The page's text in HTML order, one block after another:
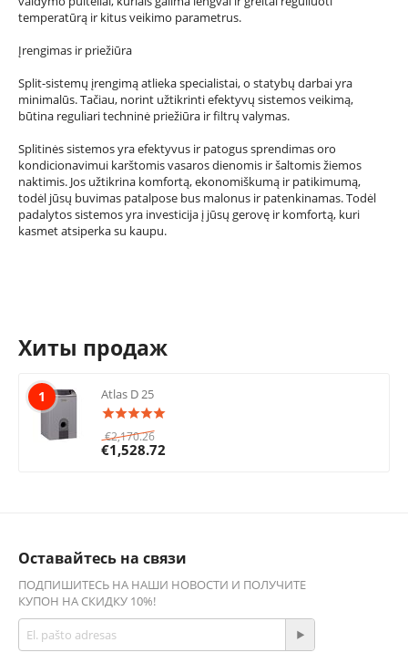
temperatūrą ir kitus veikimo parametrus.
Įrengimas ir priežiūra
Split-sistemų įrengimą atlieka specialistai, o statybų darbai yra
minimalūs. Tačiau, norint užtikrinti efektyvų sistemos veikimą,
būtina reguliari techninė priežiūra ir filtrų valymas.
Splitinės sistemos yra efektyvus ir patogus sprendimas oro
kondicionavimui karštomis vasaros dienomis ir šaltomis žiemos
naktimis. Jos užtikrina komfortą, ekonomiškumą ir patikimumą,
todėl jūsų buvimas patalpose bus malonus ir patenkinamas. Todėl
padalytos sistemos yra investicija į jūsų gerovę ir komfortą, kuri
kasmet atsiperka su kaupu.
Хиты продаж
1 Atlas D 25
€2,170.26
€1,528.72
Оставайтесь на связи
ПОДПИШИТЕСЬ НА НАШИ НОВОСТИ И ПОЛУЧИТЕ
КУПОН НА СКИДКУ 10%!